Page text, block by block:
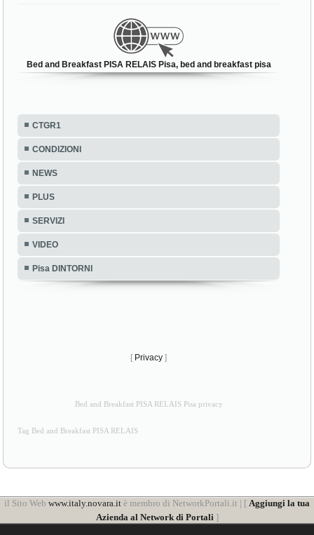
Bed and Breakfast PISA RELAIS Pisa, bed and breakfast pisa
CTGR1
CONDIZIONI
NEWS
PLUS
SERVIZI
VIDEO
Pisa DINTORNI
[ Privacy ]
Bed and Breakfast PISA RELAIS Pisa privacy
Tag Bed and Breakfast PISA RELAIS
il Sito Web www.italy.novara.it è membro di NetworkPortali.it | [ Aggiungi la tua
Azienda al Network di Portali]